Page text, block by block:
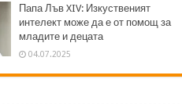
Папа Лъв XIV: Изкуственият
интелект може да е от помощ за
младите и децата
04.07.2025